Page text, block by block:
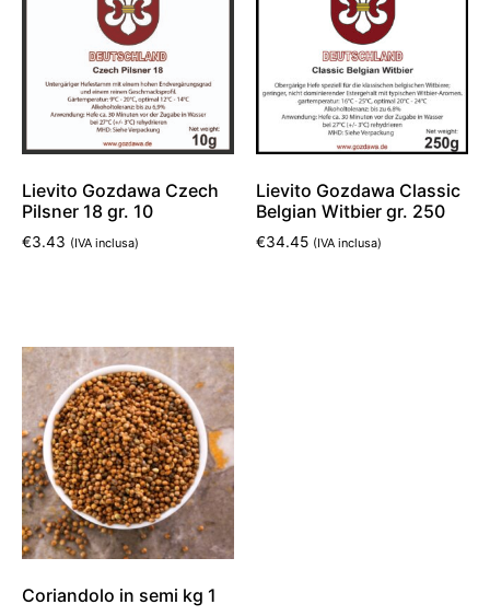
Lievito Gozdawa Czech
Pilsner 18 gr. 10
€3.43 (IVA inclusa)
Lievito Gozdawa Classic
Belgian Witbier gr. 250
€34.45 (IVA inclusa)
Coriandolo in semi kg 1